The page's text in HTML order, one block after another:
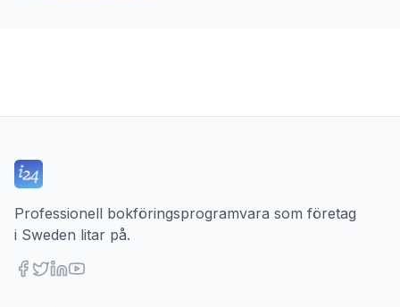
Professionell bokföringsprogramvara som företag
i Sweden litar på.